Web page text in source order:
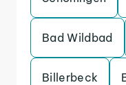
Bad Wildbad
Billerbeck